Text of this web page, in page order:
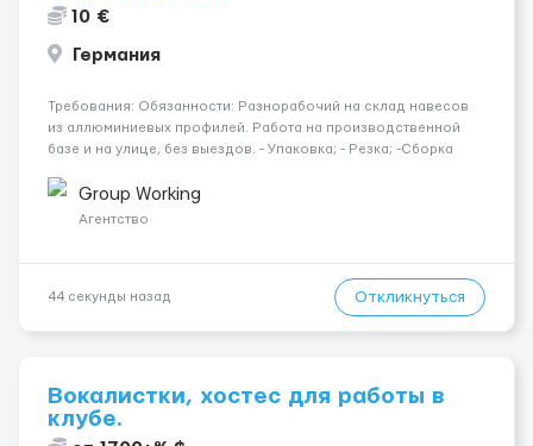
10 €
Германия
Требования: Обязанности: Разнорабочий на склад навесов
из аллюминиевых профилей. Работа на производственной
базе и на улице, без выездов. - Упаковка; - Резка; -Сборка
инструментами. Для кого: Муж. до 40 лет Опыт: Без опыта
рабо...
Group Working
Агентство
44 секунды назад Откликнуться
Вокалистки, хостес для работы в
клубе.